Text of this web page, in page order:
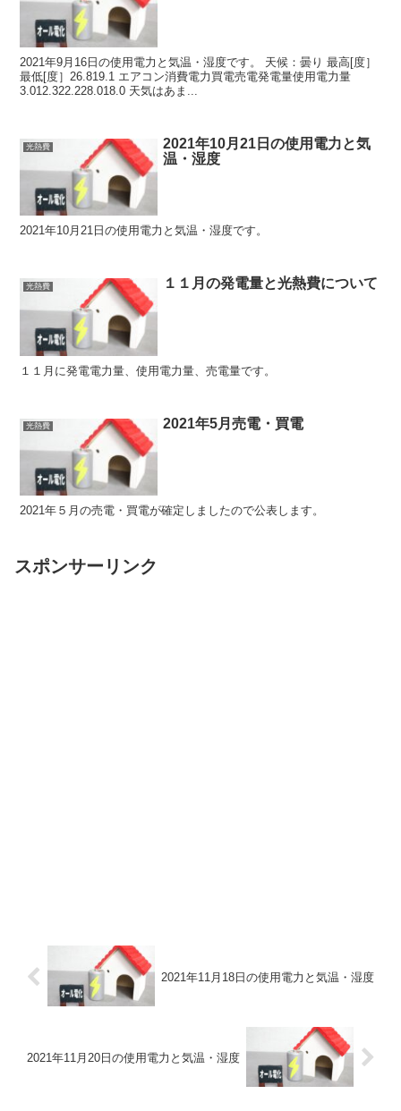
2021年9月16日の使用電力と気温・湿度です。 天候：曇り 最高[度］
最低[度］26.819.1 エアコン消費電力買電売電発電量使用電力量
3.012.322.228.018.0 天気はあま...
光熱費
2021年10月21日の使用電力と気
温・湿度
2021年10月21日の使用電力と気温・湿度です。
光熱費 １１月の発電量と光熱費について
１１月に発電電力量、使用電力量、売電量です。
光熱費 2021年5月売電・買電
2021年５月の売電・買電が確定しましたので公表します。
スポンサーリンク
2021年11月18日の使用電力と気温・湿度
2021年11月20日の使用電力と気温・湿度